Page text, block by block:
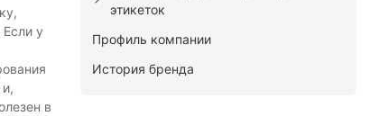
у
в
этикеток
Профиль компании
История бренда